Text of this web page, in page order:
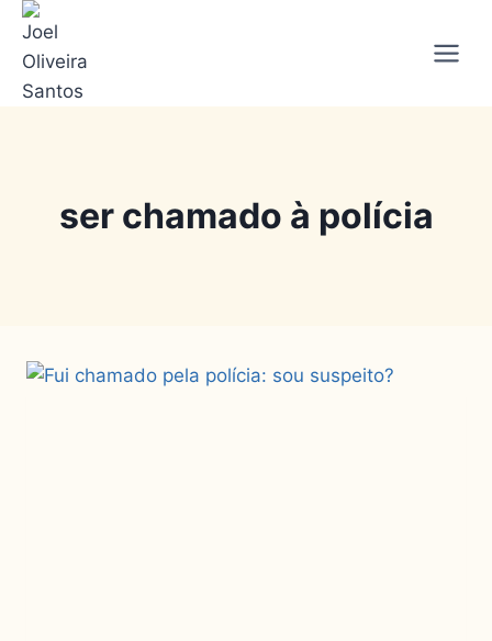
ser chamado à polícia